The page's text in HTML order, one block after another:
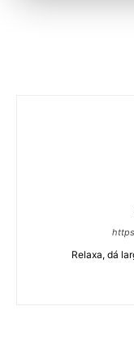
Relaxa, dá